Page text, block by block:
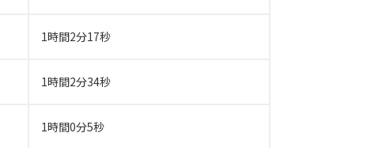
1時間2分17秒
1時間2分34秒
1時間0分5秒